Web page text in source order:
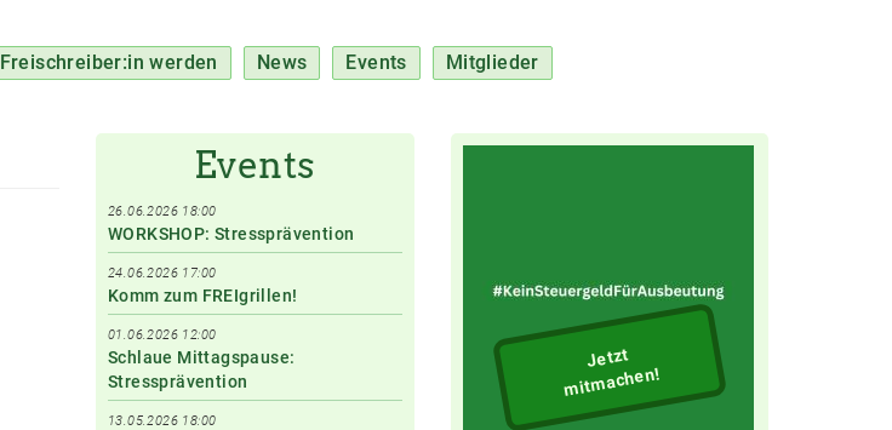
Freischreiber:in werden News Events Mitglieder
Events
26.06.2026 18:00
WORKSHOP: Stressprävention
24.06.2026 17:00
Komm zum FREIgrillen!
01.06.2026 12:00
Schlaue Mittagspause:
Stressprävention
13.05.2026 18:00
Jetzt
mitmachen!